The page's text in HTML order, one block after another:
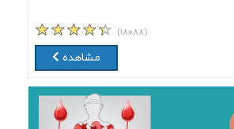
(۱۸۰۸۸)
مشاهده